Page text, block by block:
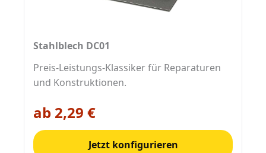
Stahlblech DC01
Preis-Leistungs-Klassiker für Reparaturen
und Konstruktionen.
ab 2,29 €
Jetzt konfigurieren